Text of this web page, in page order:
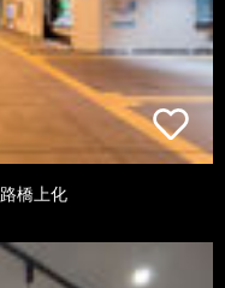
橋上化